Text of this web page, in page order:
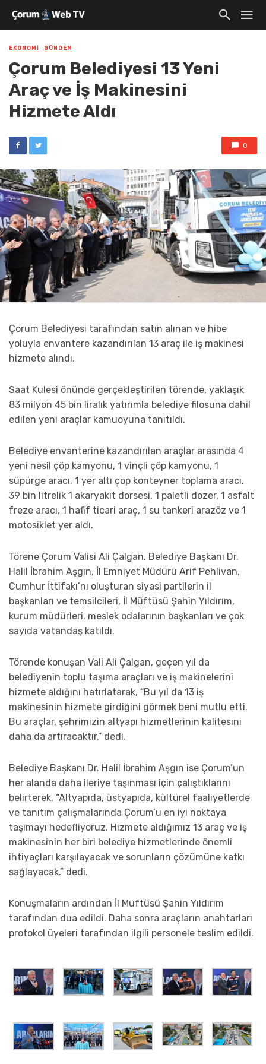
EKONOMI GÜNDEM
Çorum Belediyesi 13 Yeni
Araç ve İş Makinesini
Hizmete Aldı
0
Çorum Belediyesi tarafından satın alınan ve hibe
yoluyla envantere kazandırılan 13 araç ile iş makinesi
hizmete alındı.
Saat Kulesi önünde gerçekleştirilen törende, yaklaşık
83 milyon 45 bin liralık yatırımla belediye filosuna dahil
edilen yeni araçlar kamuoyuna tanıtıldı.
Belediye envanterine kazandırılan araçlar arasında 4
yeni nesil çöp kamyonu, 1 vinçli çöp kamyonu, 1
süpürge aracı, 1 yer altı çöp konteyner toplama aracı,
39 bin litrelik 1 akaryakıt dorsesi, 1 paletli dozer, 1 asfalt
freze aracı, 1 hafif ticari araç, 1 su tankeri arazöz ve 1
motosiklet yer aldı.
Törene Çorum Valisi Ali Çalgan, Belediye Başkanı Dr.
Halil İbrahim Aşgın, İl Emniyet Müdürü Arif Pehlivan,
Cumhur İttifakı’nı oluşturan siyasi partilerin il
başkanları ve temsilcileri, İl Müftüsü Şahin Yıldırım,
kurum müdürleri, meslek odalarının başkanları ve çok
sayıda vatandaş katıldı.
Törende konuşan Vali Ali Çalgan, geçen yıl da
belediyenin toplu taşıma araçları ve iş makinelerini
hizmete aldığını hatırlatarak, “Bu yıl da 13 iş
makinesinin hizmete girdiğini görmek beni mutlu etti.
Bu araçlar, şehrimizin altyapı hizmetlerinin kalitesini
daha da artıracaktır.” dedi.
Belediye Başkanı Dr. Halil İbrahim Aşgın ise Çorum’un
her alanda daha ileriye taşınması için çalıştıklarını
belirterek, “Altyapıda, üstyapıda, kültürel faaliyetlerde
ve tanıtım çalışmalarında Çorum’u en iyi noktaya
taşımayı hedefliyoruz. Hizmete aldığımız 13 araç ve iş
makinesinin her biri belediye hizmetlerinde önemli
ihtiyaçları karşılayacak ve sorunların çözümüne katkı
sağlayacak.” dedi.
Konuşmaların ardından İl Müftüsü Şahin Yıldırım
tarafından dua edildi. Daha sonra araçların anahtarları
protokol üyeleri tarafından ilgili personele teslim edildi.